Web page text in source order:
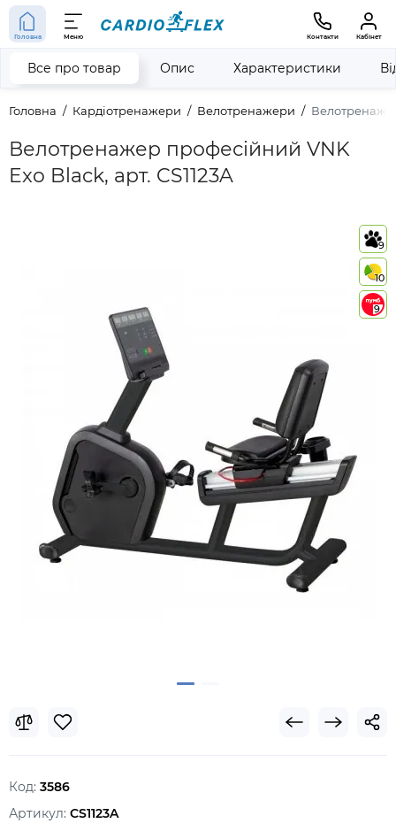
Головна Меню Контакти Кабінет
Головна Кардіотренажери Велотренажери
Велотренажер професійний VNK
Exo Black, арт. CS1123A
Все про товар Опис Характеристики
9
10
9
Код: 3586
Артикул: CS1123A